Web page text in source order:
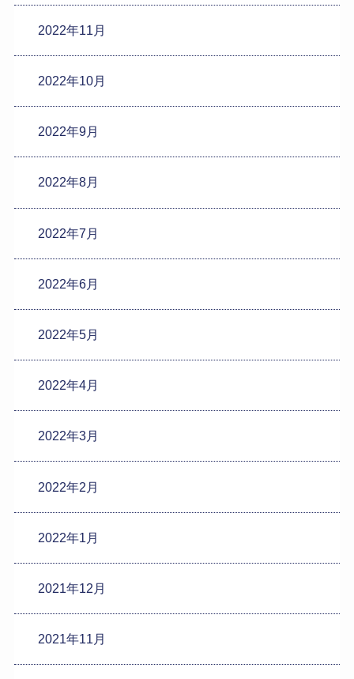
2022年11月
2022年10月
2022年9月
2022年8月
2022年7月
2022年6月
2022年5月
2022年4月
2022年3月
2022年2月
2022年1月
2021年12月
2021年11月